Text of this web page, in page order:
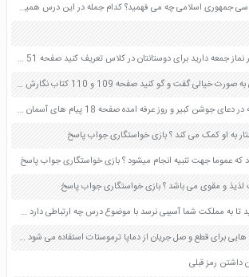
از اصل پنجاهم قانون اساسی جمهوری اسلامی چه می فهمید؟ کدام جمله در این درس همین مطلب را می گوید؟ صفحه 71 مطالعات اجتماعی هفتم
اگر خاطره ای از شرکت در نماز جمعه دارید برای دوستانتان در کلاس تعریف کنید صفحه 51 هدیه های آسمان پنجم
انشا با یکی از دانشمندان به صورت خیالی گفت و گو کنید صفحه 109 و 110 کتاب نگارش فارسی چهارم
برخی از صفات خداوند که در دعای جوشن کبیر و روز عرفه امده صفحه 18 پیام های آسمان نهم
به او کمک می کند ؟ بازی خواستگاری جواب پاسخ
که عموما جهت تنبیه انجام میشود ؟ بازی خواستگاری جواب پاسخ
لذیذ و مقوی می باشد ؟ بازی خواستگاری جواب پاسخ
پشتیبان ولایت فقیه باشید تا به مملکت شما آسیبی نرسد با موضوع درس چه ارتباطی دارد صفحه 48 هدیه های آسمان ششم
تحقیق کنید در چه وسیله هایی برای قطع و صل جریان از دماپا ترموستات استفاده می شود صفحه 143 آزمایشگاه علوم تجربی دهم
داشتن رمز قبلی